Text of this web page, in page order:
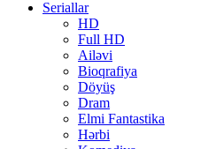
Seriallar
HD
Full HD
Ailəvi
Bioqrafiya
Döyüş
Dram
Elmi Fantastika
Hərbi